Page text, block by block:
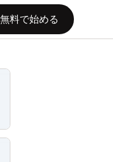
無料で始める